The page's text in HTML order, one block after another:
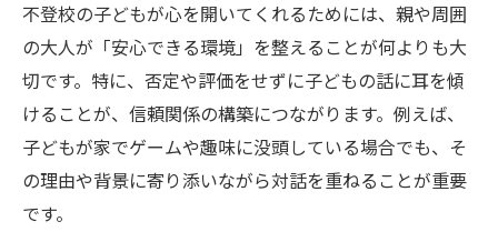
不登校の子どもが心を開いてくれるためには、親や周囲
の大人が「安心できる環境」を整えることが何よりも大
切です。特に、否定や評価をせずに子どもの話に耳を傾
けることが、信頼関係の構築につながります。例えば、
子どもが家でゲームや趣味に没頭している場合でも、そ
の理由や背景に寄り添いながら対話を重ねることが重要
です。